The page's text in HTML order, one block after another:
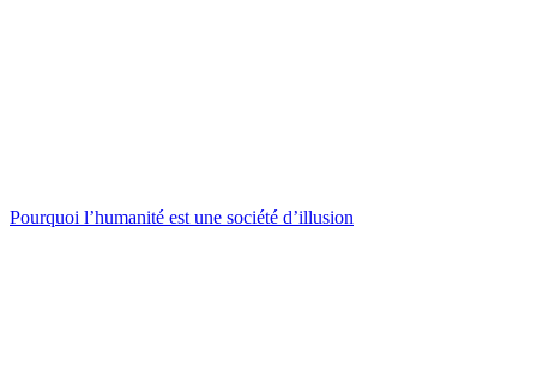
Pourquoi l’humanité est une société d’illusion